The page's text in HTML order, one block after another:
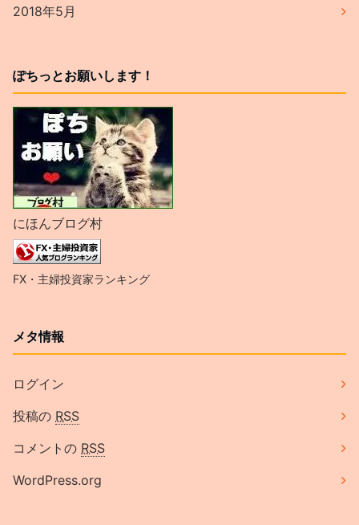
2018年5月
ぽちっとお願いします！
にほんブログ村
FX・主婦投資家ランキング
メタ情報
ログイン
投稿の RSS
コメントの RSS
WordPress.org